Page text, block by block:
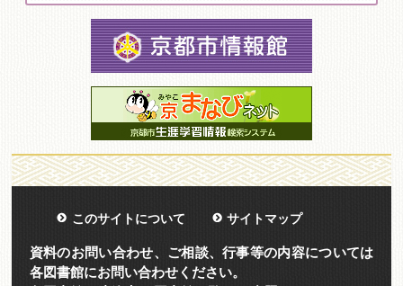
このサイトについて サイトマップ
資料のお問い合わせ、ご相談、行事等の内容については
各図書館にお問い合わせください。